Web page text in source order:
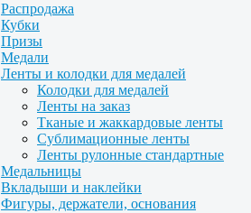
Распродажа
Кубки
Призы
Медали
Ленты и колодки для медалей
Колодки для медалей
Ленты на заказ
Тканые и жаккардовые ленты
Сублимационные ленты
Ленты рулонные стандартные
Медальницы
Вкладыши и наклейки
Фигуры, держатели, основания